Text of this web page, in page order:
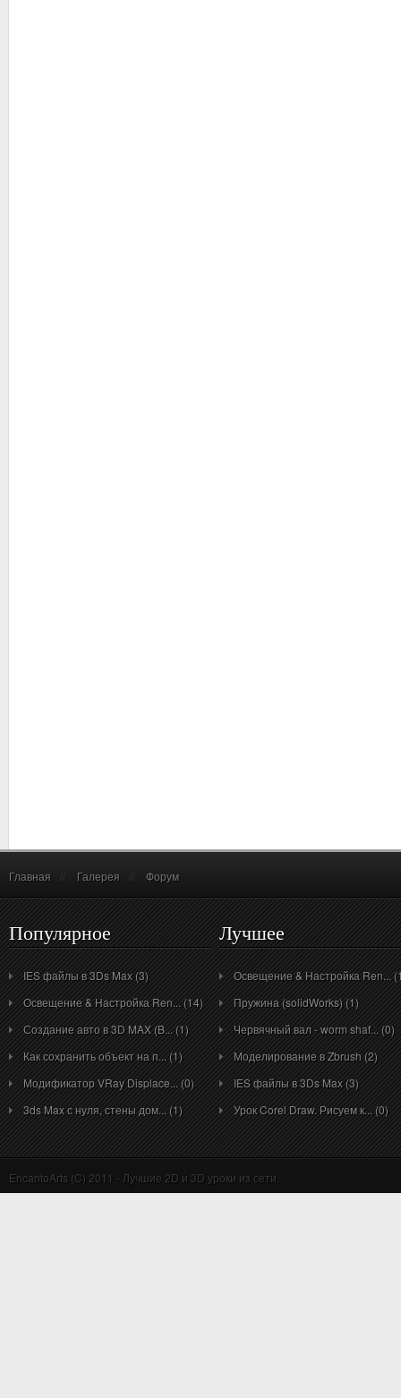
Главная Галерея Форум
Популярное
IES файлы в 3Ds Max (3)
Освещение & Настройка Ren... (14)
Создание авто в 3D MAX (B... (1)
Как сохранить объект на п... (1)
Модификатор VRay Displace... (0)
3ds Max с нуля, стены дом... (1)
Лучшее
Освещение & Настройка Ren...
Пружина (solidWorks) (1)
Червячный вал - worm shaf... (0)
Моделирование в Zbrush (2)
IES файлы в 3Ds Max (3)
Урок Corel Draw. Рисуем к... (0)
EncantoArts (C) 2011 - Лучшие 2D и 3D уроки из сети.